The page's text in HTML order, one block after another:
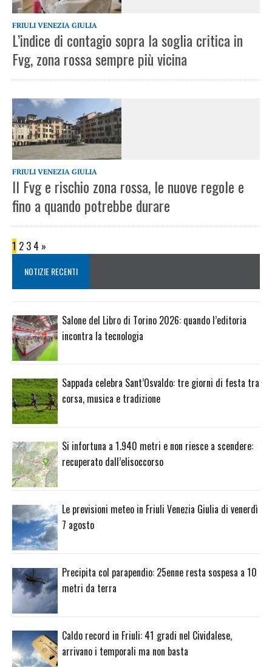
FRIULI VENEZIA GIULIA
L’indice di contagio sopra la soglia critica in
Fvg, zona rossa sempre più vicina
FRIULI VENEZIA GIULIA
Il Fvg e rischio zona rossa, le nuove regole e
fino a quando potrebbe durare
1 2 3 4 »
NOTIZIE RECENTI
Salone del Libro di Torino 2026: quando l’editoria
incontra la tecnologia
Sappada celebra Sant’Osvaldo: tre giorni di festa tra
corsa, musica e tradizione
Si infortuna a 1.940 metri e non riesce a scendere:
recuperato dall’elisoccorso
Le previsioni meteo in Friuli Venezia Giulia di venerdì
7 agosto
Precipita col parapendio: 25enne resta sospesa a 10
metri da terra
Caldo record in Friuli: 41 gradi nel Cividalese,
arrivano i temporali ma non basta